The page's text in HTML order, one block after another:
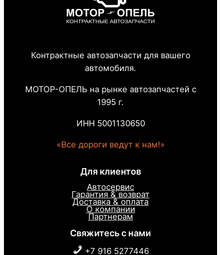
Контрактные автозапчасти для вашего
автомобиля.
МОТОР-ОПЕЛЬ на рынке автозапчастей с
1995 г.
ИНН 5001130650
«Все дороги ведут к нам!»
Для клиентов
Автосервис
Гарантия & возврат
Доставка & оплата
О компании
Партнерам
Свяжитесь с нами
+7 916 5277446